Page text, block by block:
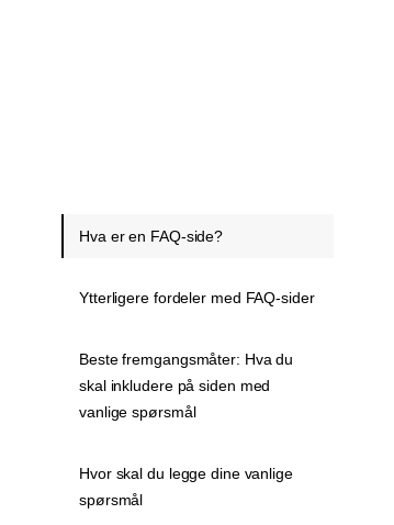
Hva er en FAQ-side?
Ytterligere fordeler med FAQ-sider
Beste fremgangsmåter: Hva du
skal inkludere på siden med
vanlige spørsmål
Hvor skal du legge dine vanlige
spørsmål